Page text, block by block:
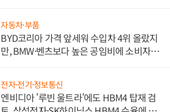
자동차·부품
BYD코리아 가격 앞세워 수입차 4위 올랐지
만, BMW·벤츠보다 높은 공임비에 소비자
전자·전기·정보통신
엔비디아 '루빈 울트라'에도 HBM4 탑재 검